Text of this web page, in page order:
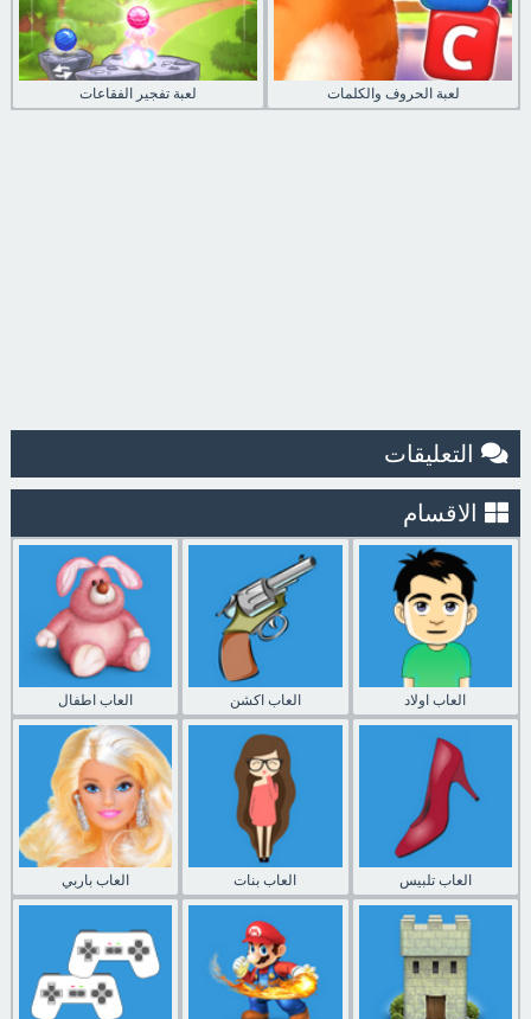
لعبة تفجير الفقاعات لعبة الحروف والكلمات
التعليقات
الاقسام
العاب اطفال العاب اكشن العاب اولاد
العاب باربي العاب بنات العاب تلبيس